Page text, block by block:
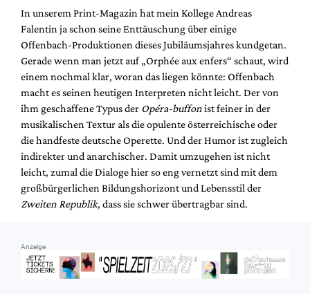
In unserem Print-Magazin hat mein Kollege Andreas
Falentin ja schon seine Enttäuschung über einige
Offenbach-Produktionen dieses Jubiläumsjahres kundgetan.
Gerade wenn man jetzt auf „Orphée aux enfers“ schaut, wird
einem nochmal klar, woran das liegen könnte: Offenbach
macht es seinen heutigen Interpreten nicht leicht. Der von
ihm geschaffene Typus der Opéra-buffonist feiner in der
musikalischen Textur als die opulente österreichische oder
die handfeste deutsche Operette. Und der Humor ist zugleich
indirekter und anarchischer. Damit umzugehen ist nicht
leicht, zumal die Dialoge hier so eng vernetzt sind mit dem
großbürgerlichen Bildungshorizont und Lebensstil der
Zweiten Republik, dass sie schwer übertragbar sind.
Anzeige